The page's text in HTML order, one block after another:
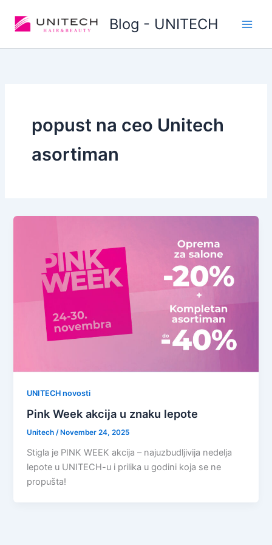
Blog - UNITECH
popust na ceo Unitech
asortiman
UNITECH novosti
Pink Week akcija u znaku lepote
Unitech/ November 24, 2025
Stigla je PINK WEEK akcija – najuzbudljivija nedelja
lepote u UNITECH-u i prilika u godini koja se ne
propušta!